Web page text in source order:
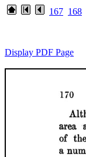
167 168
Display PDF Page